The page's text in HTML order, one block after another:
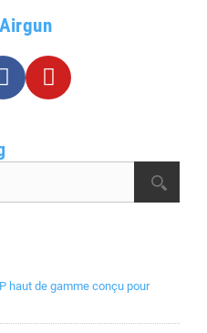
haut de gamme conçu pour